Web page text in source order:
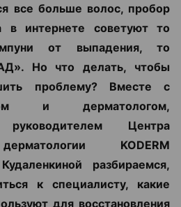
все больше волос, пробор
в интернете советуют то
от выпадения, то
Но что делать, чтобы
проблему? Вместе с
и дерматологом,
Центра
KODERM
разбираемся,
к специалисту, какие
для восстановления